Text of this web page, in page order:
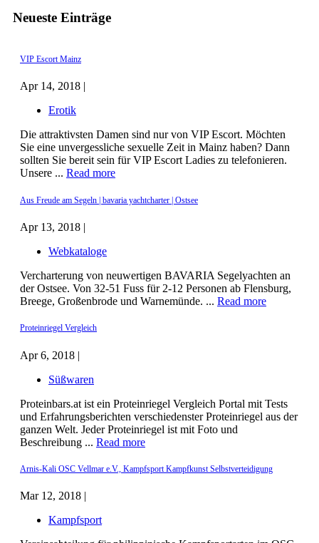
Neueste Einträge
VIP Escort Mainz
Apr 14, 2018 |
Erotik
Die attraktivsten Damen sind nur von VIP Escort. Möchten
Sie eine unvergessliche sexuelle Zeit in Mainz haben? Dann
sollten Sie bereit sein für VIP Escort Ladies zu telefonieren.
Unsere ... Read more
Aus Freude am Segeln | bavaria yachtcharter | Ostsee
Apr 13, 2018 |
Webkataloge
Vercharterung von neuwertigen BAVARIA Segelyachten an
der Ostsee. Von 32-51 Fuss für 2-12 Personen ab Flensburg,
Breege, Großenbrode und Warnemünde. ... Read more
Proteinriegel Vergleich
Apr 6, 2018 |
Süßwaren
Proteinbars.at ist ein Proteinriegel Vergleich Portal mit Tests
und Erfahrungsberichten verschiedenster Proteinriegel aus der
ganzen Welt. Jeder Proteinriegel ist mit Foto und
Beschreibung ... Read more
Arnis-Kali OSC Vellmar e.V., Kampfsport Kampfkunst Selbstverteidigung
Mar 12, 2018 |
Kampfsport